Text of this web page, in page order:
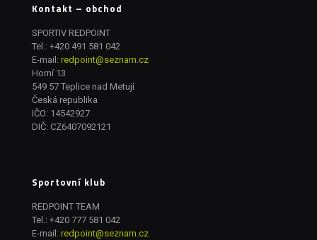
Kontakt – obchod
SPORTIV REDPOINT
Tel.: +420 491 581 042
E-mail: redpoint@seznam.cz
Horní 13
549 57 Teplice nad Metují
Česká republika
IČO: 14542927
DIČ: CZ6407092121
Sportovní klub
REDPOINT TEAM
Tel.: +420 777 581 042
E-mail: redpoint@seznam.cz